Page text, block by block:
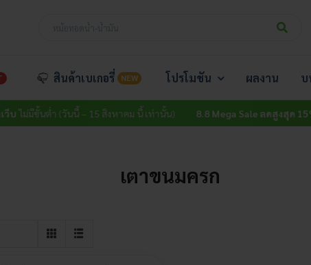
สินค้าเบเกอรี่ NEW โปรโมชัน ผลงาน บ
ไม่มีขั้นต่ำ (วันนี้ – 15 สิงหาคม นี้ เท่านั้น) 8.8 Mega Sale ลดสูงสุด 15%
เตาขนมครก